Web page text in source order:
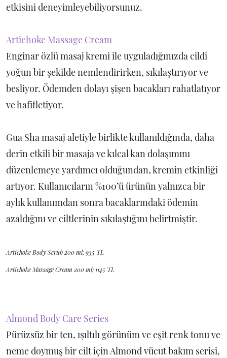
etkisini deneyimleyebiliyorsunuz.
Artichoke Massage Cream
Enginar özlü masaj kremi ile uyguladığınızda cildi
yoğun bir şekilde nemlendirirken, sıkılaştırıyor ve
besliyor. Ödemden dolayı şişen bacakları rahatlatıyor
ve hafifletiyor.
Gua Sha masaj aletiyle birlikte kullanıldığında, daha
derin etkili bir masaja ve kılcal kan dolaşımını
düzenlemeye yardımcı olduğundan, kremin etkinliği
artıyor. Kullanıcıların %100’ü ürünün yalnızca bir
aylık kullanımdan sonra bacaklarındaki ödemin
azaldığını ve ciltlerinin sıkılaştığını belirtmiştir.
Artichoke Body Scrub 200 ml; 935 TL
Artichoke Massage Cream 200 ml; 1145 TL
Almond Body Care Series
Pürüzsüz bir ten, ışıltılı görünüm ve eşit renk tonu ve
neme doymuş bir cilt için Almond vücut bakım serisi,